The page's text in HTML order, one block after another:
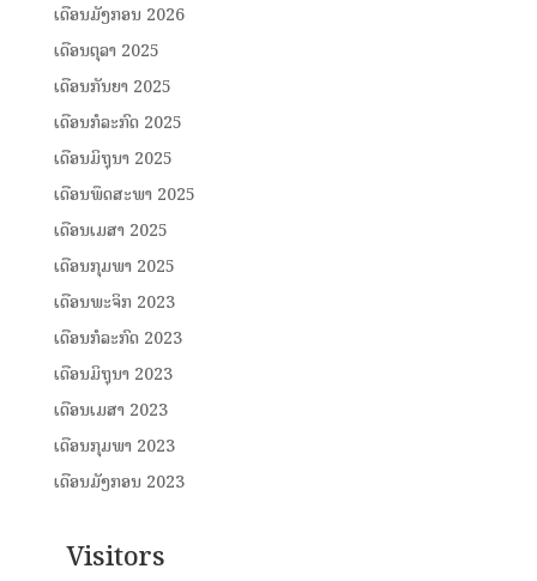
ເດືອນມັງກອນ 2026
ເດືອນຕຸລາ 2025
ເດືອນກັນຍາ 2025
ເດືອນກໍລະກົດ 2025
ເດືອນມິຖຸນາ 2025
ເດືອນພຶດສະພາ 2025
ເດືອນເມສາ 2025
ເດືອນກຸມພາ 2025
ເດືອນພະຈິກ 2023
ເດືອນກໍລະກົດ 2023
ເດືອນມິຖຸນາ 2023
ເດືອນເມສາ 2023
ເດືອນກຸມພາ 2023
ເດືອນມັງກອນ 2023
Visitors